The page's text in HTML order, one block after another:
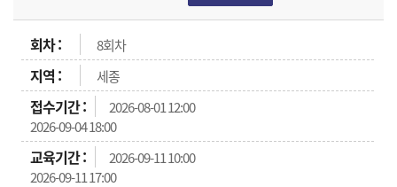
8회차
세종
2026-08-01 12:00
2026-09-04 18:00
2026-09-11 10:00
2026-09-11 17:00